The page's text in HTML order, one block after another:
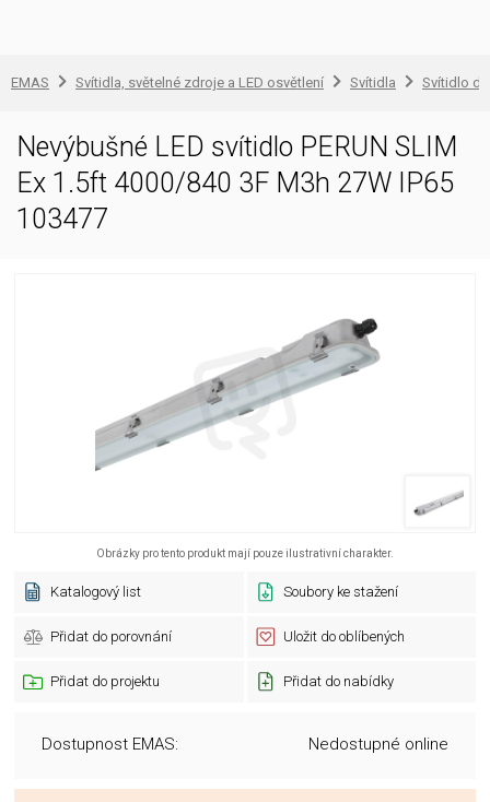
EMAS Svítidla, světelné zdroje a LED osvětlení Svítidla Svítidlo
Nevýbušné LED svítidlo PERUN SLIM
Ex 1.5ft 4000/840 3F M3h 27W IP65
103477
Obrázky pro tento produkt mají pouze ilustrativní charakter.
Katalogový list Soubory ke stažení
Přidat do porovnání Uložit do oblíbených
Přidat do projektu Přidat do nabídky
Dostupnost EMAS: Nedostupné online